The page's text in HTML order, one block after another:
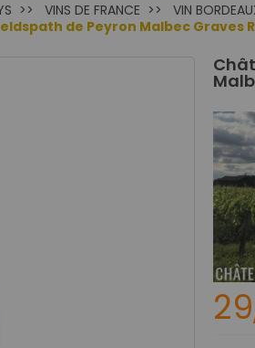
VINS DE FRANCE VIN
de Peyron Malbec Graves